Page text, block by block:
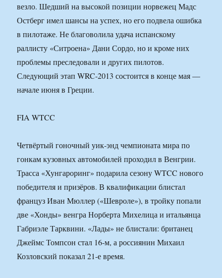
везло. Шедший на высокой позиции норвежец Мадс
Остберг имел шансы на успех, но его подвела ошибка
в пилотаже. Не благоволила удача испанскому
раллисту «Ситроена» Дани Сордо, но и кроме них
проблемы преследовали и других пилотов.
Следующий этап WRC-2013 состоится в конце мая —
начале июня в Греции.
FIA WTCC
Четвёртый гоночный уик-энд чемпионата мира по
гонкам кузовных автомобилей проходил в Венгрии.
Трасса «Хунгароринг» подарила сезону WTCC нового
победителя и призёров. В квалификации блистал
француз Иван Мюллер («Шевроле»), в тройку попали
две «Хонды» венгра Норберта Михелица и итальянца
Габриэле Тарквини. «Лады» не блистали: британец
Джеймс Томпсон стал 16-м, а россиянин Михаил
Козловский показал 21-е время.